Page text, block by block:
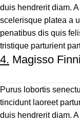
duis hendrerit diam.
scelerisque platea a
penatibus dis quis
tristique parturient
4. Magisso
Purus lobortis
tincidunt laoreet
duis hendrerit diam.